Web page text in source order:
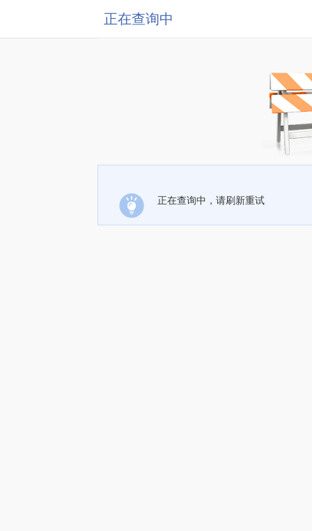
正在查询中
正在查询中，请刷新重试